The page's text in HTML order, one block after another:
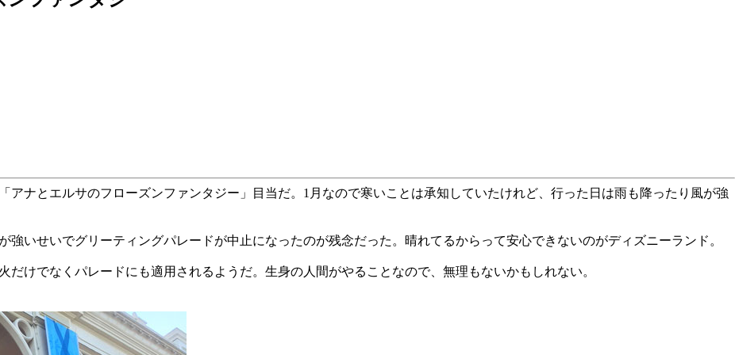
アナとエルサのフローズンファンタジー」目当だ。1月なので寒いことは承知していたけれど、行った日は雨も降ったり風が強
いせいでグリーティングパレードが中止になったのが残念だった。晴れてるからって安心できないのがディズニーランド。
けでなくパレードにも適用されるようだ。生身の人間がやることなので、無理もないかもしれない。